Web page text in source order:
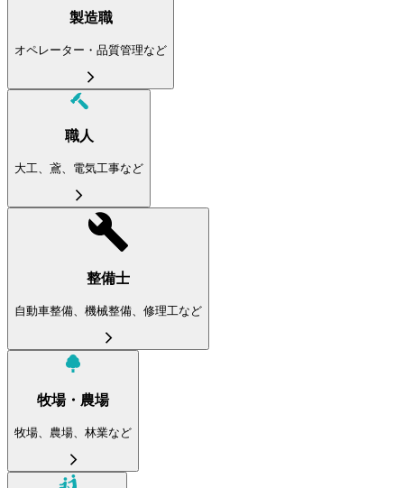
製造職
オペレーター・品質管理など
職人
大工、鳶、電気工事など
整備士
自動車整備、機械整備、修理工など
牧場・農場
牧場、農場、林業など